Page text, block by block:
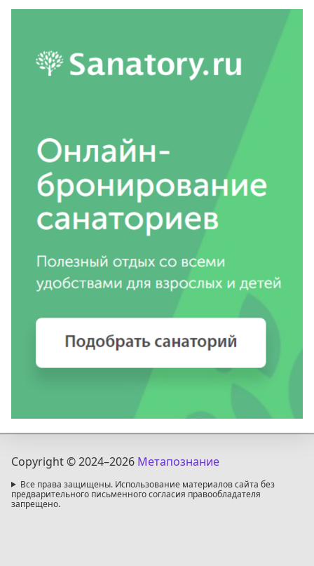
Copyright © 2024–2026 Метапознание
Все права защищены. Использование материалов сайта без
предварительного письменного согласия правообладателя
запрещено.